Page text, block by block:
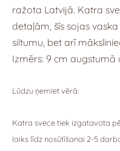
ražota Latvijā. Katra
detaļām, šīs sojas
siltumu, bet arī
Izmērs: 9 cm augstumā
Lūdzu ņemiet vērā:
Katra svece tiek izgatavota
laiks līdz nosūtīšanai 2-5